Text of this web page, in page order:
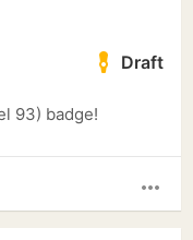
Draft
93) badge!
more_horiz